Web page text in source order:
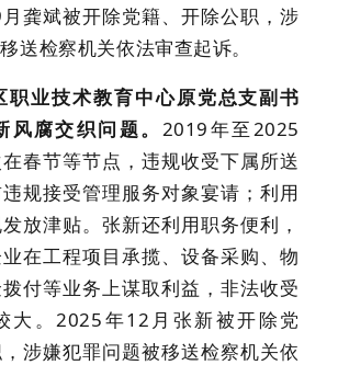
龚斌被开除党籍、开除公职，涉
送检察机关依法审查起诉。
职业技术教育中心原党总支副书
腐交织问题。 2019年至2025
春节等节点，违规收受下属所送
规接受管理服务对象宴请；利用
放津贴。张新还利用职务便利，
在工程项目承揽、设备采购、物
付等业务上谋取利益，非法收受
大。2025年12月张新被开除党
涉嫌犯罪问题被移送检察机关依